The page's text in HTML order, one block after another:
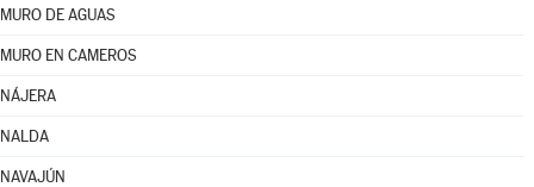
MURO DE AGUAS
MURO EN CAMEROS
NÁJERA
NALDA
NAVAJÚN